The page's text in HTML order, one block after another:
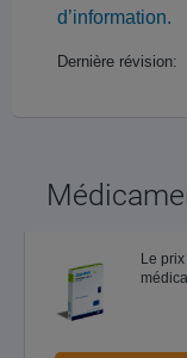
d’information.
Dernière révision:
Le